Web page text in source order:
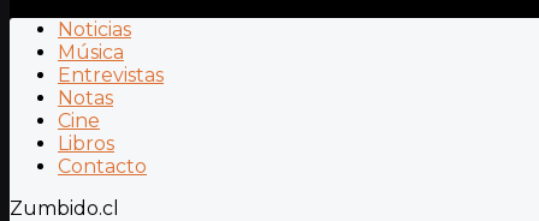
Noticias
Música
Entrevistas
Notas
Cine
Libros
Contacto
Zumbido.cl